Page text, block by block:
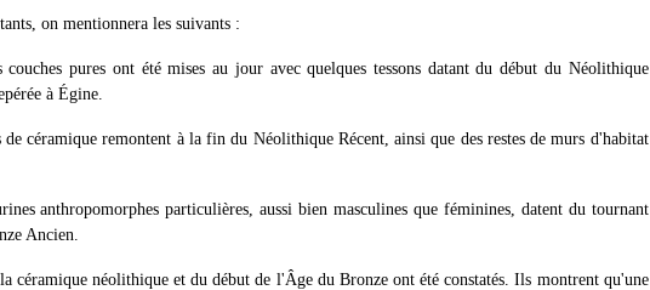
on mentionnera les suivants :
pures ont été mises au jour avec quelques tessons datant du début du Néolithique
à Égine.
de céramique remontent à la fin du Néolithique Récent, ainsi que des restes de murs d'habitat
anthropomorphes particulières, aussi bien masculines que féminines, datent du tournant
Ancien.
céramique néolithique et du début de l'Âge du Bronze ont été constatés. Ils montrent qu'une